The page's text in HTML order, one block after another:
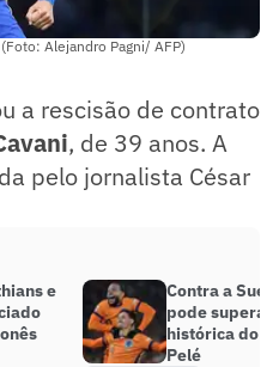
Alejandro Pagni/ AFP)
a rescisão de contrato
, de 39 anos. A
pelo jornalista César
e
Contra a
pode superar
histórica do
Pelé